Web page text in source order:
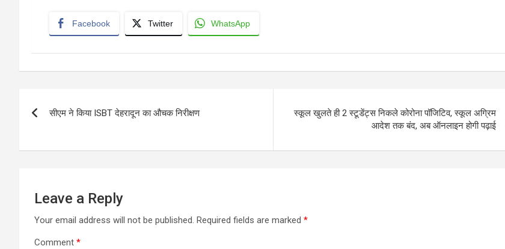
Facebook Twitter WhatsApp
navigation
सीएम ने किया ISBT देहरादून का औचक निरीक्षण
स्कूल खुलते ही 2 स्टूडेंट्स निकले कोरोना पॉजिटिव, स्कूल अग्रिम
आदेश तक बंद, अब ऑनलाइन होगी पढ़ाई
Leave a Reply
Your email address will not be published. Required fields are marked *
Comment *